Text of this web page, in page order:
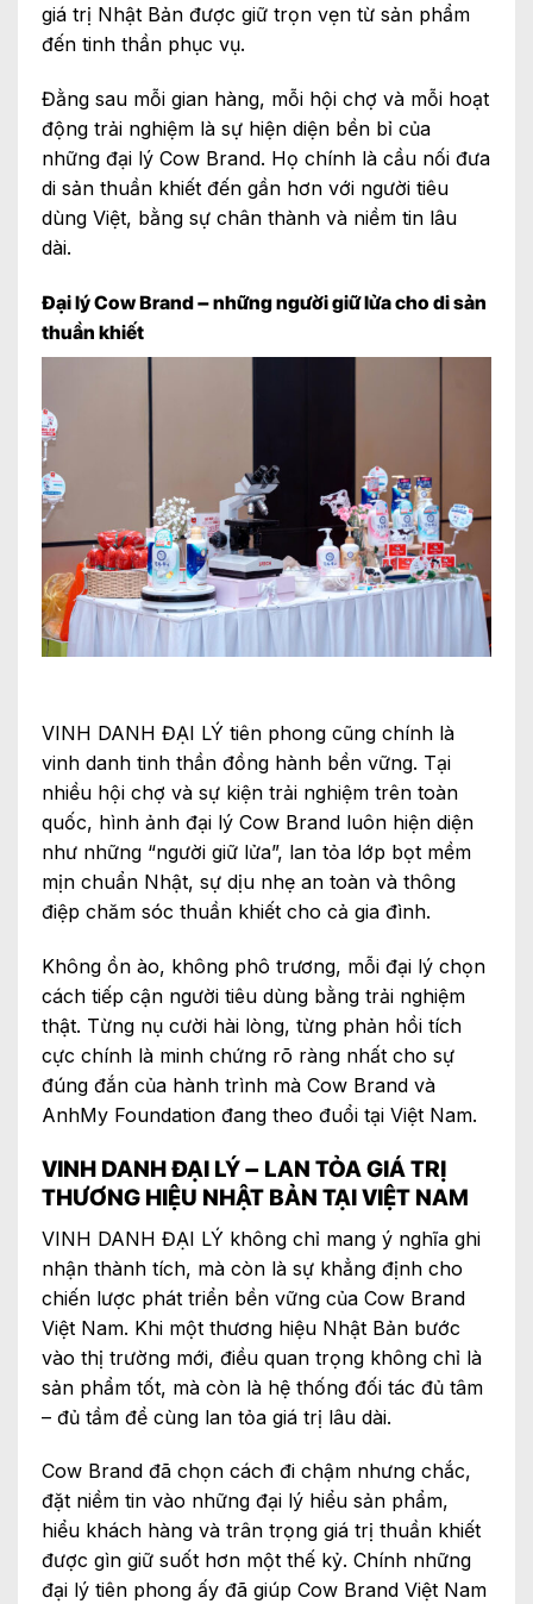
giá trị Nhật Bản được giữ trọn vẹn từ sản phẩm
đến tinh thần phục vụ.
Đằng sau mỗi gian hàng, mỗi hội chợ và mỗi hoạt
động trải nghiệm là sự hiện diện bền bỉ của
những đại lý Cow Brand. Họ chính là cầu nối đưa
di sản thuần khiết đến gần hơn với người tiêu
dùng Việt, bằng sự chân thành và niềm tin lâu
dài.
Đại lý Cow Brand – những người giữ lửa cho di sản
thuần khiết
VINH DANH ĐẠI LÝ tiên phong cũng chính là
vinh danh tinh thần đồng hành bền vững. Tại
nhiều hội chợ và sự kiện trải nghiệm trên toàn
quốc, hình ảnh đại lý Cow Brand luôn hiện diện
như những “người giữ lửa”, lan tỏa lớp bọt mềm
mịn chuẩn Nhật, sự dịu nhẹ an toàn và thông
điệp chăm sóc thuần khiết cho cả gia đình.
Không ồn ào, không phô trương, mỗi đại lý chọn
cách tiếp cận người tiêu dùng bằng trải nghiệm
thật. Từng nụ cười hài lòng, từng phản hồi tích
cực chính là minh chứng rõ ràng nhất cho sự
đúng đắn của hành trình mà Cow Brand và
AnhMy Foundation đang theo đuổi tại Việt Nam.
VINH DANH ĐẠI LÝ – LAN TỎA GIÁ TRỊ
THƯƠNG HIỆU NHẬT BẢN TẠI VIỆT NAM
VINH DANH ĐẠI LÝ không chỉ mang ý nghĩa ghi
nhận thành tích, mà còn là sự khẳng định cho
chiến lược phát triển bền vững của Cow Brand
Việt Nam. Khi một thương hiệu Nhật Bản bước
vào thị trường mới, điều quan trọng không chỉ là
sản phẩm tốt, mà còn là hệ thống đối tác đủ tâm
– đủ tầm để cùng lan tỏa giá trị lâu dài.
Cow Brand đã chọn cách đi chậm nhưng chắc,
đặt niềm tin vào những đại lý hiểu sản phẩm,
hiểu khách hàng và trân trọng giá trị thuần khiết
được gìn giữ suốt hơn một thế kỷ. Chính những
đại lý tiên phong ấy đã giúp Cow Brand Việt Nam